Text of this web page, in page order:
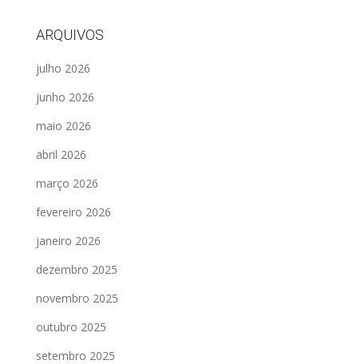
ARQUIVOS
julho 2026
junho 2026
maio 2026
abril 2026
março 2026
fevereiro 2026
janeiro 2026
dezembro 2025
novembro 2025
outubro 2025
setembro 2025